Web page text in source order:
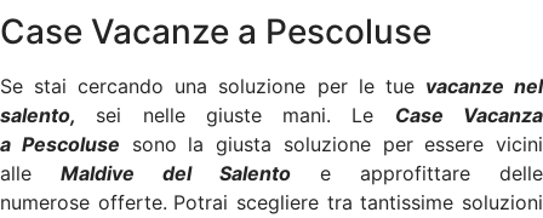
Case Vacanze a Pescoluse
Se stai cercando una soluzione per le tue vacanze nel
salento, sei nelle giuste mani. Le Case Vacanza
a Pescoluse sono la giusta soluzione per essere vicini
alle Maldive del Salento e approfittare delle
numerose offerte. Potrai scegliere tra tantissime soluzioni